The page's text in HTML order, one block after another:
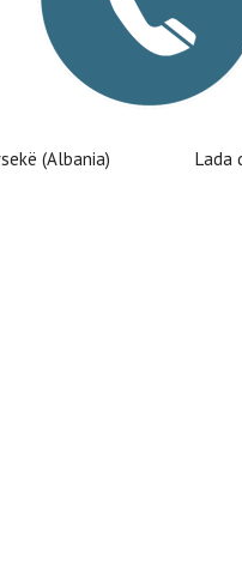
(Albania) Lada